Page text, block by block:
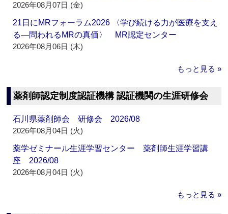
2026年08月07日 (金)
21日にMRフォーラム2026 〈学び続ける力が医療を支え
る―問われるMRの真価〉 MR認定センター
2026年08月06日 (木)
もっと見る »
薬剤師認定制度認証機構 認証機関の生涯研修会
石川県薬剤師会 研修会 2026/08
2026年08月04日 (火)
薬学ゼミナール生涯学習センター 薬剤師生涯学習講
座 2026/08
2026年08月04日 (火)
もっと見る »